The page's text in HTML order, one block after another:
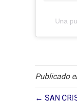
Una
Publicado
← SAN